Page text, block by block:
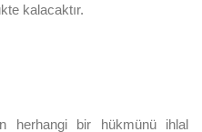
kalacaktır.
herhangi bir hükmünü ihlal